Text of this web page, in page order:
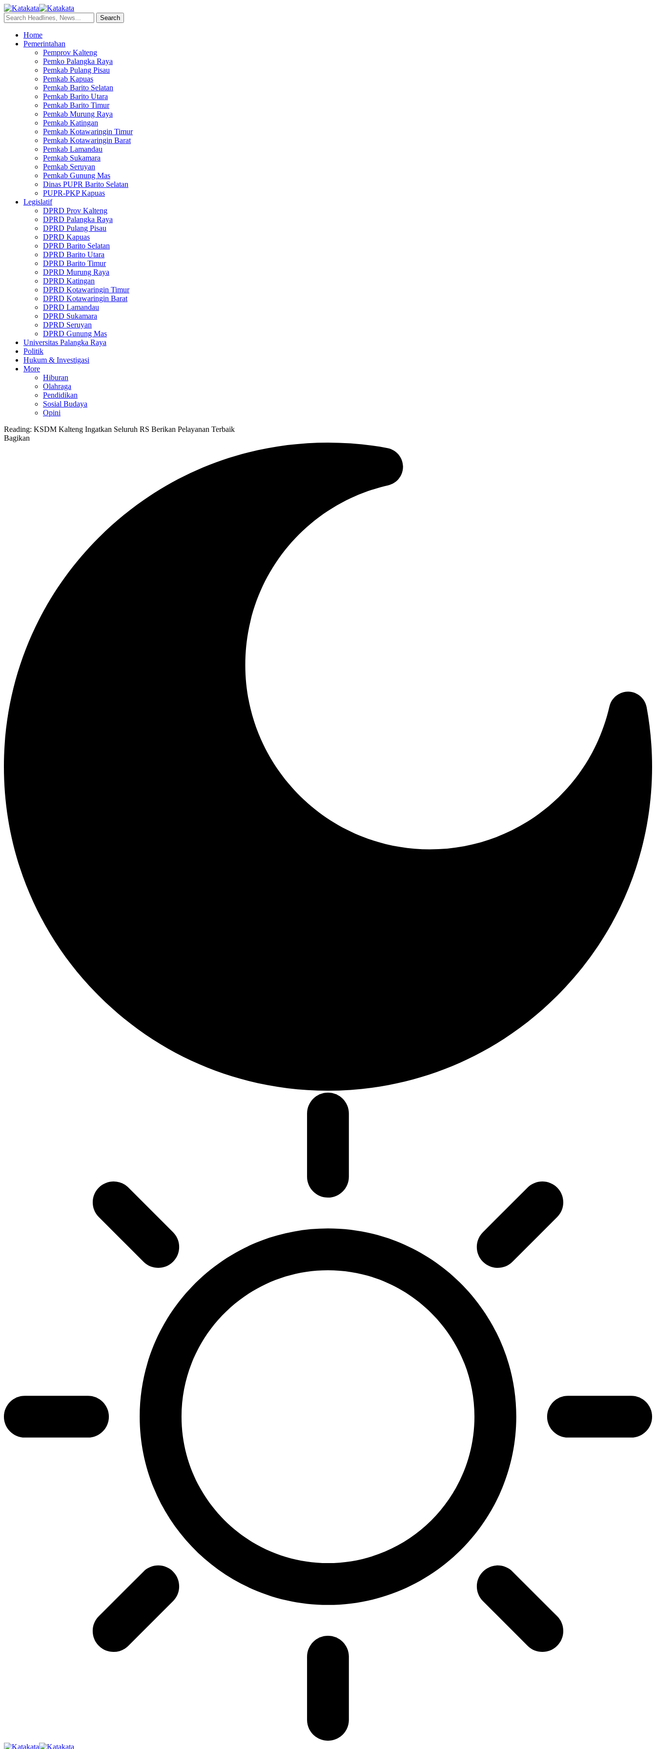
Home
Pemerintahan
Pemprov Kalteng
Pemko Palangka Raya
Pemkab Pulang Pisau
Pemkab Kapuas
Pemkab Barito Selatan
Pemkab Barito Utara
Pemkab Barito Timur
Pemkab Murung Raya
Pemkab Katingan
Pemkab Kotawaringin Timur
Pemkab Kotawaringin Barat
Pemkab Lamandau
Pemkab Sukamara
Pemkab Seruyan
Pemkab Gunung Mas
Dinas PUPR Barito Selatan
PUPR-PKP Kapuas
Legislatif
DPRD Prov Kalteng
DPRD Palangka Raya
DPRD Pulang Pisau
DPRD Kapuas
DPRD Barito Selatan
DPRD Barito Utara
DPRD Barito Timur
DPRD Murung Raya
DPRD Katingan
DPRD Kotawaringin Timur
DPRD Kotawaringin Barat
DPRD Lamandau
DPRD Sukamara
DPRD Seruyan
DPRD Gunung Mas
Universitas Palangka Raya
Politik
Hukum & Investigasi
More
Hiburan
Olahraga
Pendidikan
Sosial Budaya
Opini
Reading: KSDM Kalteng Ingatkan Seluruh RS Berikan Pelayanan Terbaik
Bagikan